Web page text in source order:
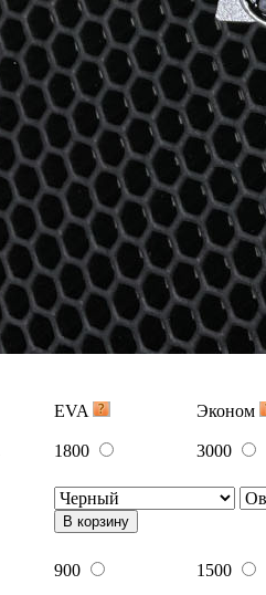
EVA
Эконом
1800
3000
В корзину
900
1500